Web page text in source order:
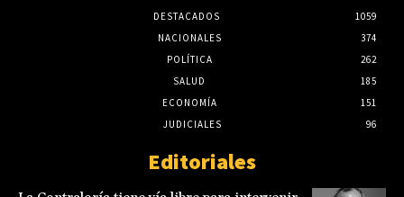
DESTACADOS
1059
NACIONALES
374
POLÍTICA
262
SALUD
185
ECONOMÍA
151
JUDICIALES
96
Editoriales